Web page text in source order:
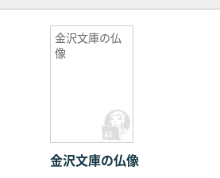
金沢文庫の仏
像
金沢文庫の仏像